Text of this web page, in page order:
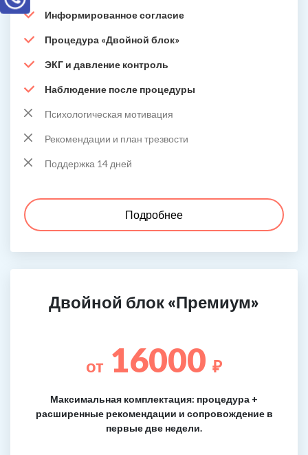
Информированное согласие
Процедура «Двойной блок»
ЭКГ и давление контроль
Наблюдение после процедуры
Психологическая мотивация
Рекомендации и план трезвости
Поддержка 14 дней
Подробнее
Двойной блок «Премиум»
от 16000 ₽
Максимальная комплектация: процедура +
расширенные рекомендации и сопровождение в
первые две недели.